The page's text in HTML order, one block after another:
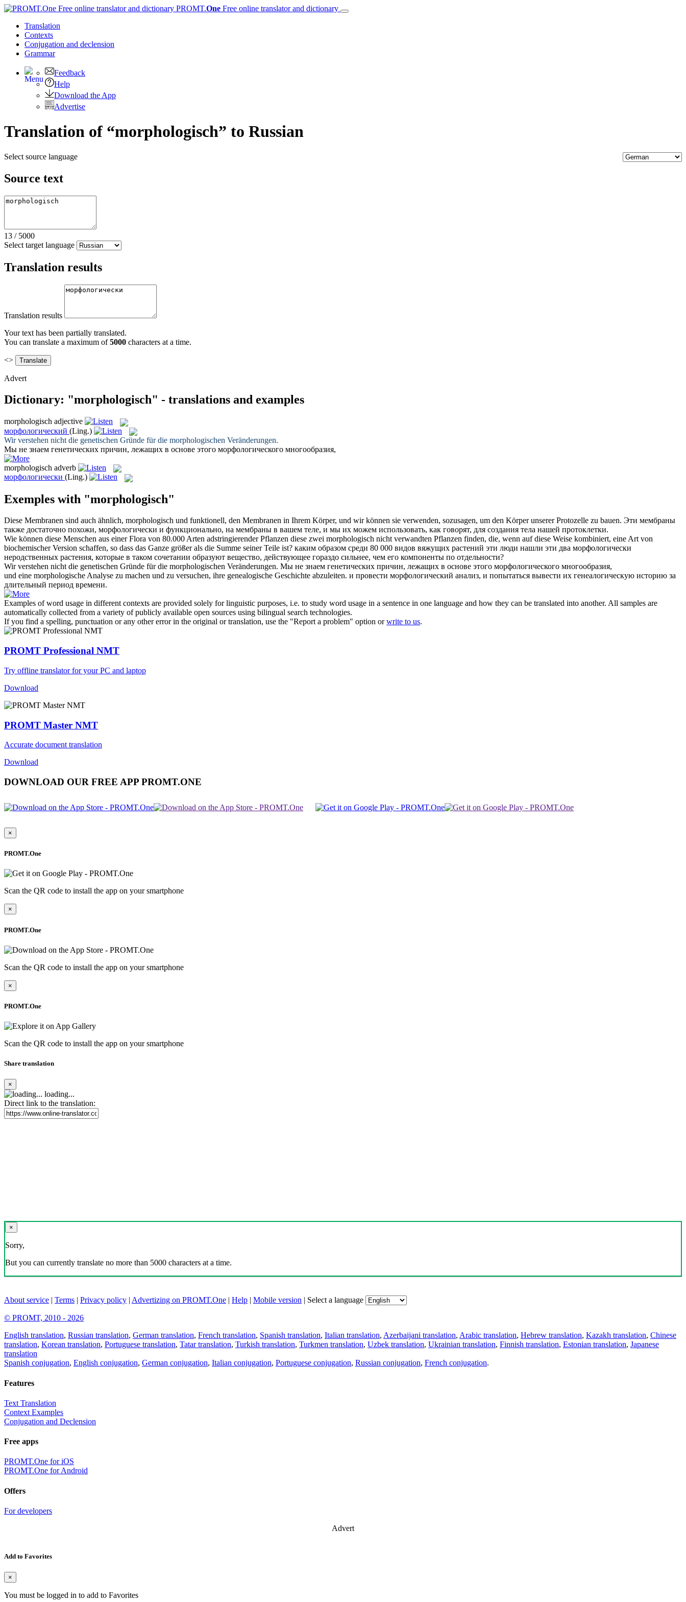
PROMT.One Free online translator and dictionary
Translation
Contexts
Conjugation and declension
Grammar
Feedback
Help
Download the App
Advertise
Translation of “morphologisch” to Russian
Select source language
Source text
13 / 5000
Select target language
Translation results
Translation results
Your text has been partially translated.
You can translate a maximum of5000 characters at a time.
<>
Advert
Dictionary: "morphologisch" - translations and examples
morphologisch adjective
морфологический (Ling.)
Wir verstehen nicht die genetischen Gründe für die morphologischen Veränderungen.
Мы не знаем генетических причин, лежащих в основе этого морфологического многообразия,
morphologisch adverb
морфологически (Ling.)
Exemples with "morphologisch"
Diese Membranen sind auch ähnlich, morphologisch und funktionell, den Membranen in Ihrem Körper, und wir können sie verwenden, sozusagen, um den Körper unserer Protozelle zu bauen. Эти мембраны
также достаточно похожи, морфологически и функционально, на мембраны в вашем теле, и мы их можем использовать, как говорят, для создания тела нашей протоклетки.
Wie können diese Menschen aus einer Flora von 80.000 Arten adstringierender Pflanzen diese zwei morphologisch nicht verwandten Pflanzen finden, die, wenn auf diese Weise kombiniert, eine Art von
biochemischer Version schaffen, so dass das Ganze größer als die Summe seiner Teile ist? каким образом среди 80 000 видов вяжущих растений эти люди нашли эти два морфологически
неродственных растения, которые в таком сочетании образуют вещество, действующее гораздо сильнее, чем его компоненты по отдельности?
Wir verstehen nicht die genetischen Gründe für die morphologischen Veränderungen. Мы не знаем генетических причин, лежащих в основе этого морфологического многообразия,
und eine morphologischeAnalyse zu machen und zu versuchen, ihre genealogische Geschichte abzuleiten. и провести морфологический анализ, и попытаться вывести их генеалогическую историю за
длительный период времени.
Examples of word usage in different contexts are provided solely for linguistic purposes, i.e. to study word usage in a sentence in one language and how they can be translated into another. All samples are
automatically collected from a variety of publicly available open sources using bilingual search technologies.
If you find a spelling, punctuation or any other error in the original or translation, use the "Report a problem" option orwrite to us.
PROMT Professional NMT
Try offline translator for your PC and laptop
Download
PROMT Master NMT
Accurate document translation
Download
DOWNLOAD OUR FREE APP PROMT.ONE
×
PROMT.One
Scan the QR code to install the app on your smartphone
×
PROMT.One
Scan the QR code to install the app on your smartphone
×
PROMT.One
Scan the QR code to install the app on your smartphone
Share translation
×
loading...
Direct link to the translation:
×
Sorry,
But you can currently translate no more than 5000 characters at a time.
About service | Terms | Privacy policy | Advertizing on PROMT.One | Help | Mobile version | Select a language
© PROMT, 2010 - 2026
English translation, Russian translation, German translation, French translation, Spanish translation, Italian translation, Azerbaijani translation, Arabic translation, Hebrew translation, Kazakh translation, Chinese
translation, Korean translation, Portuguese translation, Tatar translation, Turkish translation, Turkmen translation, Uzbek translation, Ukrainian translation, Finnish translation, Estonian translation, Japanese
translation
Spanish conjugation, English conjugation, German conjugation, Italian conjugation, Portuguese conjugation, Russian conjugation, French conjugation.
Features
Text Translation
Context Examples
Conjugation and Declension
Free apps
PROMT.One for iOS
PROMT.One for Android
Offers
For developers
Advert
Add to Favorites
×
You must be logged in to add to Favorites